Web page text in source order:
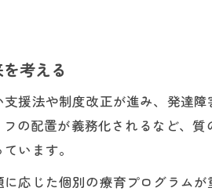
見守ることがもたらす子ども
放課後等デイサービスで育
未来を考える支援が子ども
成長につながる具体的なサポ
安心できる放課後の環境を整える
考える
援法や制度改正が進み、発達
の配置が義務化されるなど、
います。
応じた個別の療育プログラム